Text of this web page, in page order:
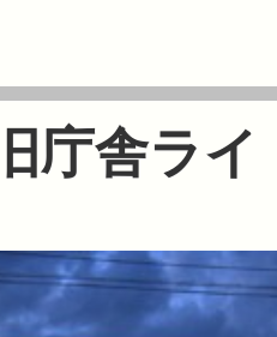
庁舎ラ